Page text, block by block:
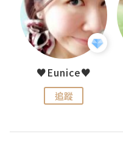
♥Eunice♥
追蹤